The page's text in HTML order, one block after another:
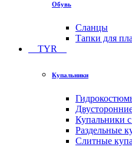
Обувь
Сланцы
Тапки для
TYR
Купальники
Купальники
Раздельные
Слитные